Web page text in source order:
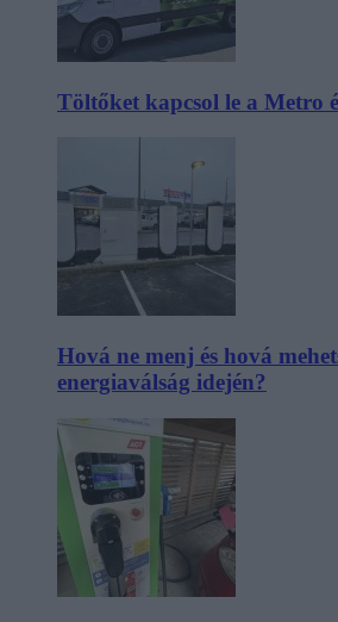
Töltőket kapcsol le a Metro
Hová ne menj és hová
energiaválság idején?